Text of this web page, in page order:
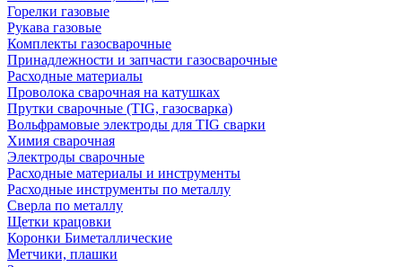
Горелки газовые
Рукава газовые
Комплекты газосварочные
Принадлежности и запчасти газосварочные
Расходные материалы
Проволока сварочная на катушках
Прутки сварочные (TIG, газосварка)
Вольфрамовые электроды для TIG сварки
Химия сварочная
Электроды сварочные
Расходные материалы и инструменты
Расходные инструменты по металлу
Сверла по металлу
Щетки крацовки
Коронки Биметаллические
Метчики, плашки